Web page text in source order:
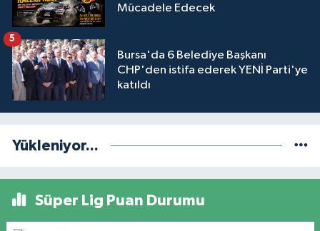
Mücadele Edecek
Bursa'da 6 Belediye Başkanı
CHP'den istifa ederek YENİ Parti'ye
katıldı
5
Yükleniyor...
Süper Lig Puan Durumu